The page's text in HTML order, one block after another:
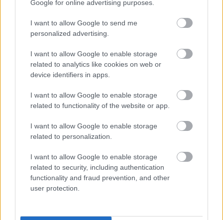
Google for online advertising purposes.
I want to allow Google to send me
personalized advertising.
I want to allow Google to enable storage
related to analytics like cookies on web or
device identifiers in apps.
I want to allow Google to enable storage
related to functionality of the website or app.
I want to allow Google to enable storage
related to personalization.
I want to allow Google to enable storage
related to security, including authentication
functionality and fraud prevention, and other
user protection.
Virus της απαισιοδοξίας,
Βαθμολογήθηκε με
δύο ομόκεντρους κύκλους. Κάθε παιδί έχει το ζευγάρι του, δηλαδή
τον «αδερφό»
ΤΑ ΚΟΚΟΡΙΑ
Βαθμολογήθηκε με 0από 5
Υλικά: – Περιγραφή: Τα παιδιά σε βαθύ κάθισμα μέσα σ’ έναν
κύκλο. Κάθε παιδί προσπαθεί με σπρωξίματα των χεριών να
βγάλει τον
ΤΟ ΠΑΙΧΝΙΔΙ ΤΩΝ ΧΕΡΙΩΝ (THE HAND